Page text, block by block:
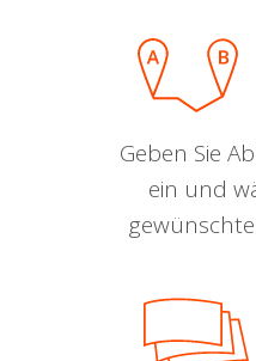
Geben Sie
ein und